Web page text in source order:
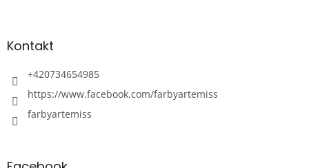
Kontakt
+420734654985
https://www.facebook.com/farbyartemiss
farbyartemiss